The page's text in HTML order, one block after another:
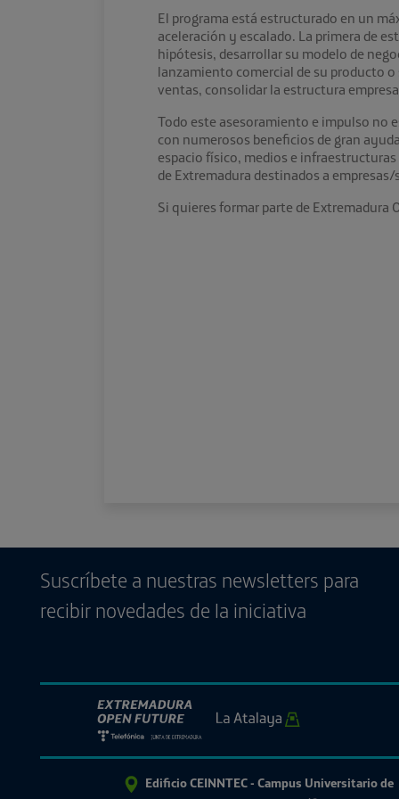
El programa está estructurado en un
aceleración y escalado. La primera de
hipótesis, desarrollar su modelo de
lanzamiento comercial de su producto
ventas, consolidar la estructura
Todo este asesoramiento e impulso no
con numerosos beneficios de gran
espacio físico, medios e
de Extremadura destinados a
Si quieres formar parte de Extremadura
Suscríbete a nuestras newsletters para
recibir novedades de la iniciativa
Edificio CEINNTEC - Campus Universitario de